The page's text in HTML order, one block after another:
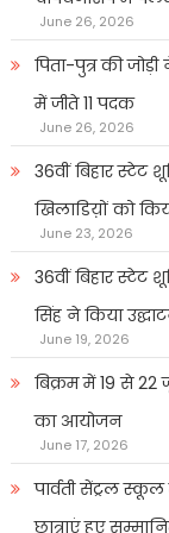
June 26, 2026
पिता-पुत्र की
में जीते 11 पदक
June 26, 2026
36वीं बिहार स्टेट
खिलाडिय़ों को
June 23, 2026
36वीं बिहार स्टेट
सिंह ने किया
June 19, 2026
बिक्रम में 19 से 22
का आयोजन
June 17, 2026
पार्वती सेंट्रल स्कूल
छात्राएं हुए